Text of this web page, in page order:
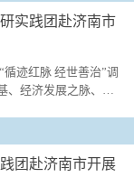
商管理专业为山东省
实践团赴济南市
迹红脉 经世善治”调
、经济发展之脉、服
服务课”中受教育、
为”的时代命题。红脉
一条近代铁路...
团赴济南市开展